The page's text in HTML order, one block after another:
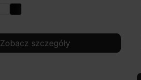
Zobacz szczegóły